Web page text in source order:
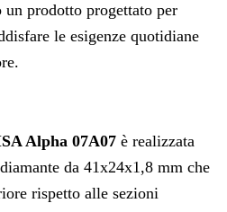
prodotto progettato per
le esigenze quotidiane
Alpha 07A07 è realizzata
da 41x24x1,8 mm che
rispetto alle sezioni